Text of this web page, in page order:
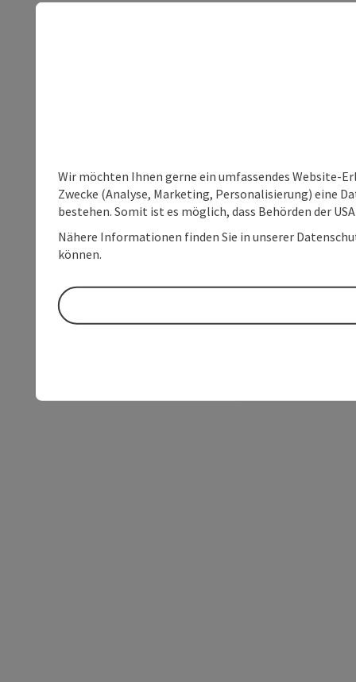
Wir möchten Ihnen gerne ein umfassendes Website-
Zwecke (Analyse, Marketing, Personalisierung) eine
bestehen. Somit ist es möglich, dass Behörden der
Nähere Informationen finden Sie in unserer
können.